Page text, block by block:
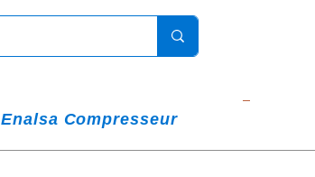
Enalsa Compresseur